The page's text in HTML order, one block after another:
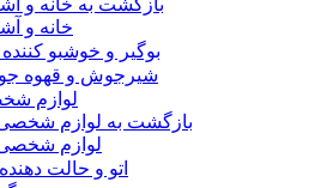
خانه و
بوگیر و خوشبو کننده
شیرجوش و قهوه
لوازم
بازگشت به لوازم
لوازم
اتو و حالت